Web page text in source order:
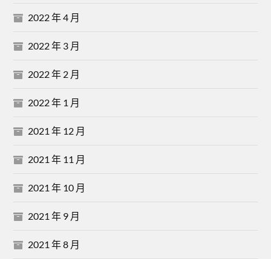
2022 年 4 月
2022 年 3 月
2022 年 2 月
2022 年 1 月
2021 年 12 月
2021 年 11 月
2021 年 10 月
2021 年 9 月
2021 年 8 月